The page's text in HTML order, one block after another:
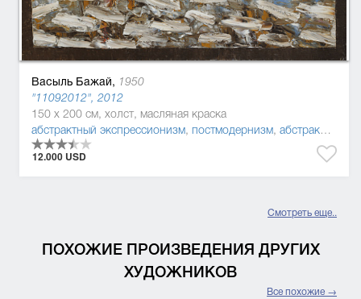
Васыль Бажай, 1950
"11092012", 2012
150 x 200 см, холст, масляная краска
абстрактный экспрессионизм, постмодернизм, абстракционизм
12.000 USD
Смотреть еще..
ПОХОЖИЕ ПРОИЗВЕДЕНИЯ ДРУГИХ
ХУДОЖНИКОВ
Все похожие →